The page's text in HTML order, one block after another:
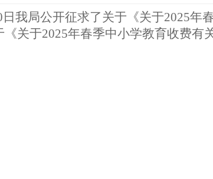
日 我局公开征求了关于《关于2025年
《关于2025年春季中小学教育收费有